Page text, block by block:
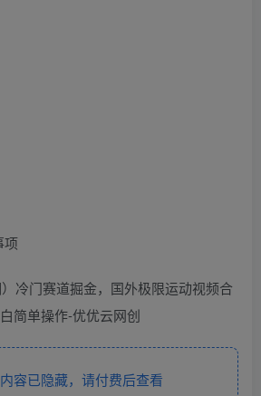
项
容已隐藏，请付费后查看